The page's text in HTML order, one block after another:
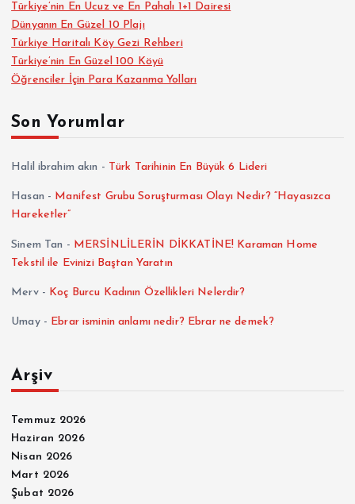
Türkiye’nin En Ucuz ve En Pahalı 1+1 Dairesi
Dünyanın En Güzel 10 Plajı
Türkiye Haritalı Köy Gezi Rehberi
Türkiye’nin En Güzel 100 Köyü
Öğrenciler İçin Para Kazanma Yolları
Son Yorumlar
Halil ibrahim akın - Türk Tarihinin En Büyük 6 Lideri
Hasan - Manifest Grubu Soruşturması Olayı Nedir? “Hayasızca
Hareketler”
Sinem Tan - MERSİNLİLERİN DİKKATİNE! Karaman Home
Tekstil ile Evinizi Baştan Yaratın
Merv- Koç Burcu Kadının Özellikleri Nelerdir?
Umay- Ebrar isminin anlamı nedir? Ebrar ne demek?
Arşiv
Temmuz 2026
Haziran 2026
Nisan 2026
Mart 2026
Şubat 2026